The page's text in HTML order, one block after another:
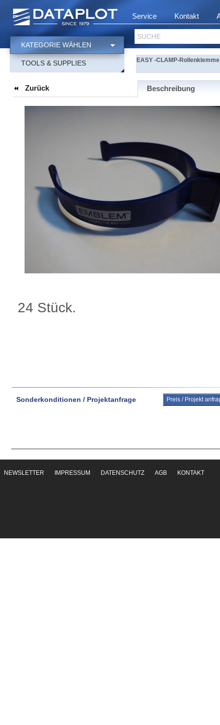
Service Kontakt
SUCHE
KATEGORIE WÄHLEN
TOOLS & SUPPLIES EASY -CLAMP-
Zurück Beschreibung
24 Stück.
Sonderkonditionen / Projektanfrage Preis / Projekt
NEWSLETTER IMPRESSUM DATENSCHUTZ AGB KONTAKT